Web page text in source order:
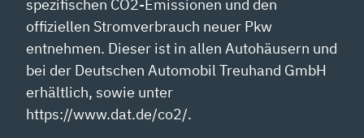
spezifischen CO2-Emissionen und den
offiziellen Stromverbrauch neuer Pkw
entnehmen. Dieser ist in allen Autohäusern und
bei der Deutschen Automobil Treuhand GmbH
erhältlich, sowie unter
https://www.dat.de/co2/.